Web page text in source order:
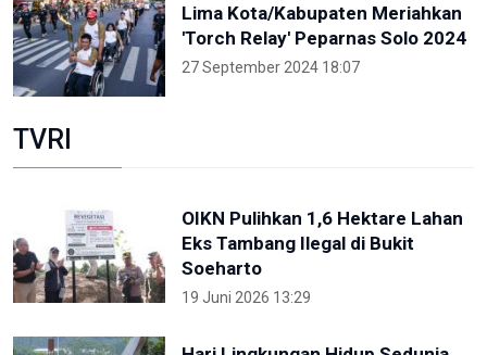
Lima Kota/Kabupaten Meriahkan
'Torch Relay' Peparnas Solo 2024
27 September 2024 18:07
TVRI
OIKN Pulihkan 1,6 Hektare Lahan
Eks Tambang Ilegal di Bukit
Soeharto
19 Juni 2026 13:29